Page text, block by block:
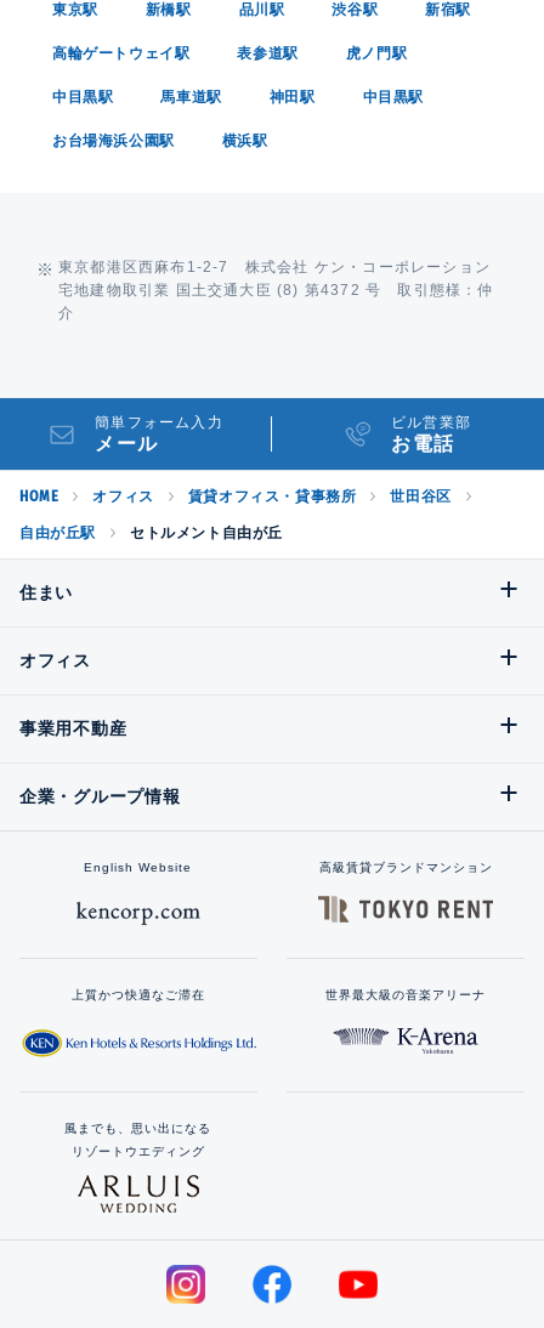
東京駅 新橋駅 品川駅 渋谷駅 新宿駅
高輪ゲートウェイ駅 表参道駅 虎ノ門駅
中目黒駅 馬車道駅 神田駅 中目黒駅
お台場海浜公園駅 横浜駅
東京都港区西麻布1-2-7 株式会社 ケン・コーポレーション
宅地建物取引業 国土交通大臣 (8) 第4372 号 取引態様：仲
介
簡単フォーム入力
メール
ビル営業部
お電話
HOME オフィス 賃貸オフィス・貸事務所 世田谷区
自由が丘駅 セトルメント自由が丘
住まい
オフィス
事業用不動産
企業・グループ情報
English Website 高級賃貸ブランドマンション
上質かつ快適なご滞在 世界最大級の音楽アリーナ
風までも、思い出になる
リゾートウエディング